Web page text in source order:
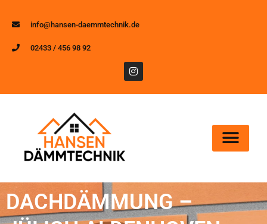
info@hansen-daemmtechnik.de
02433 / 456 98 92
DACHDÄMMUNG –